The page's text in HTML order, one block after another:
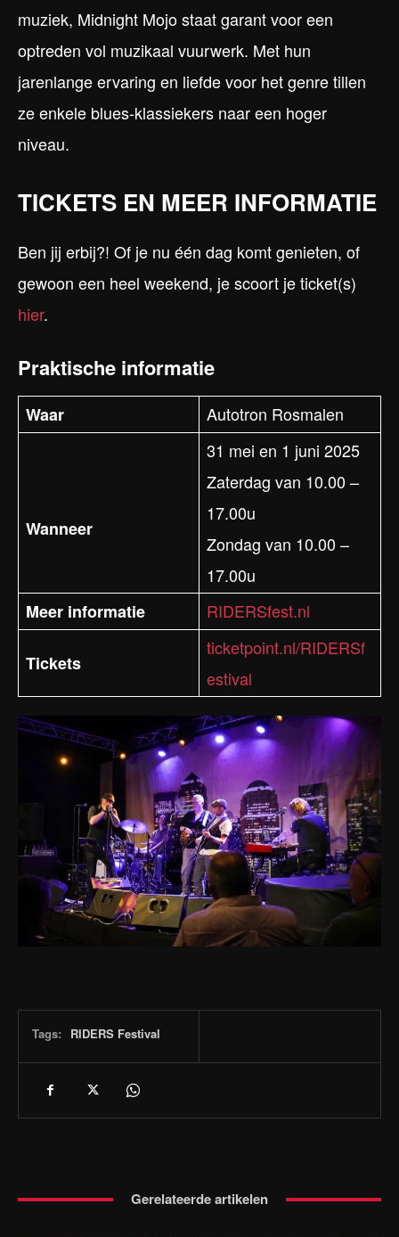
muziek, Midnight Mojo staat garant voor een
optreden vol muzikaal vuurwerk. Met hun
jarenlange ervaring en liefde voor het genre tillen
ze enkele blues-klassiekers naar een hoger
niveau.
TICKETS EN MEER INFORMATIE
Ben jij erbij?! Of je nu één dag komt genieten, of
gewoon een heel weekend, je scoort je ticket(s)
hier.
Praktische informatie
Waar Autotron Rosmalen
Wanneer
31 mei en 1 juni 2025
Zaterdag van 10.00 –
17.00u
Zondag van 10.00 –
17.00u
Meer informatie
RIDERSfest.nl
Tickets
ticketpoint.nl/RIDERSf
estival
Tags: RIDERS Festival
Gerelateerde artikelen